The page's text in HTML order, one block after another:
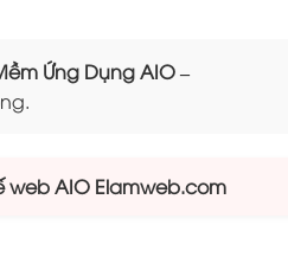
Ứng Dụng AIO –
web AIO Elamweb.com